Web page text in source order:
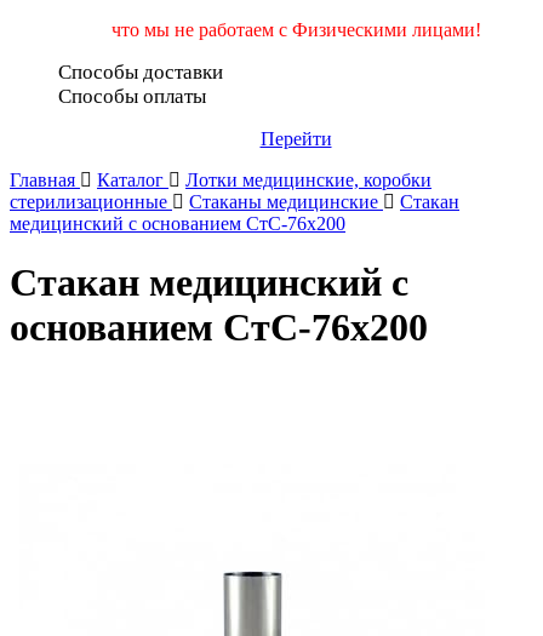
что мы не работаем с Физическими лицами!
Способы доставки
Способы оплаты
Перейти
Главная
Каталог
Лотки медицинские, коробки
стерилизационные
Стаканы медицинские
Стакан
медицинский с основанием СтС-76х200
Стакан медицинский с
основанием СтС-76х200